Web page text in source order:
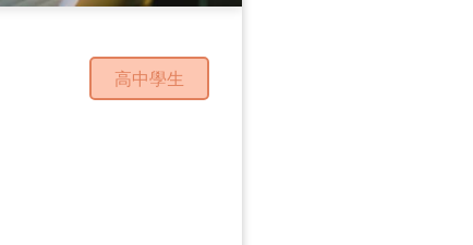
高中學生